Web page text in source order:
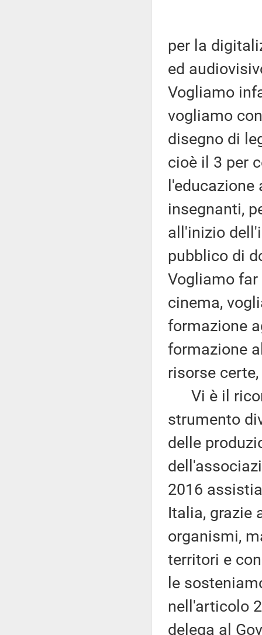
per la
ed
Vogliamo
vogliamo
disegno di
cioè il 3 per
insegnanti,
all'inizio
pubblico di
Vogliamo
cinema,
formazione
formazione
risorse
Vi è il
strumento
delle
2016
Italia, grazie
organismi,
territori e
le
nell'articolo
delega al